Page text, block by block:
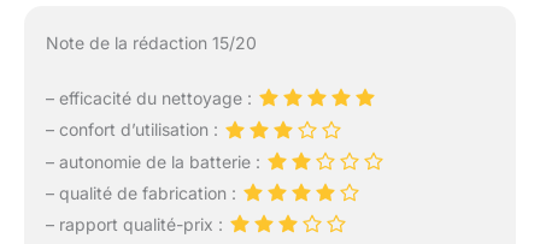
Note de la rédaction 15/20
– efficacité du nettoyage :
– confort d’utilisation :
– autonomie de la batterie :
– qualité de fabrication :
– rapport qualité-prix :